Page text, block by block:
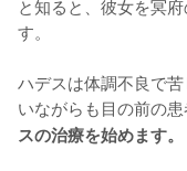
と知ると、彼女を冥
す。
ハデスは体調不良で
いながらも目の前の患
スの治療を始めます。